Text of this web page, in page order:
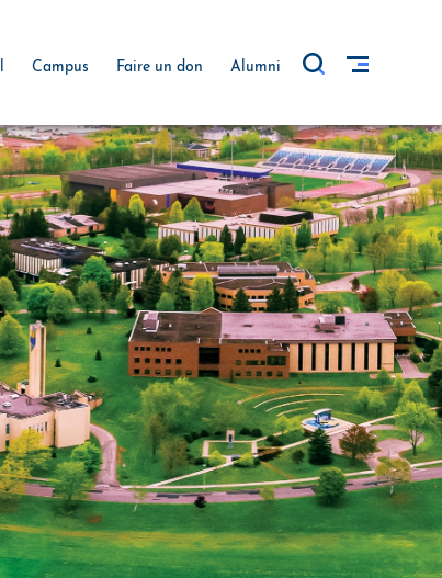
Campus Faire un don Alumni